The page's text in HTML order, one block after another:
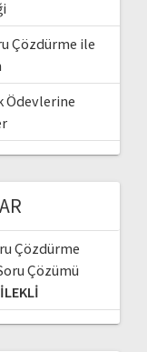
Çözdürme ile
Ödevlerine
Çözdürme
Çözümü